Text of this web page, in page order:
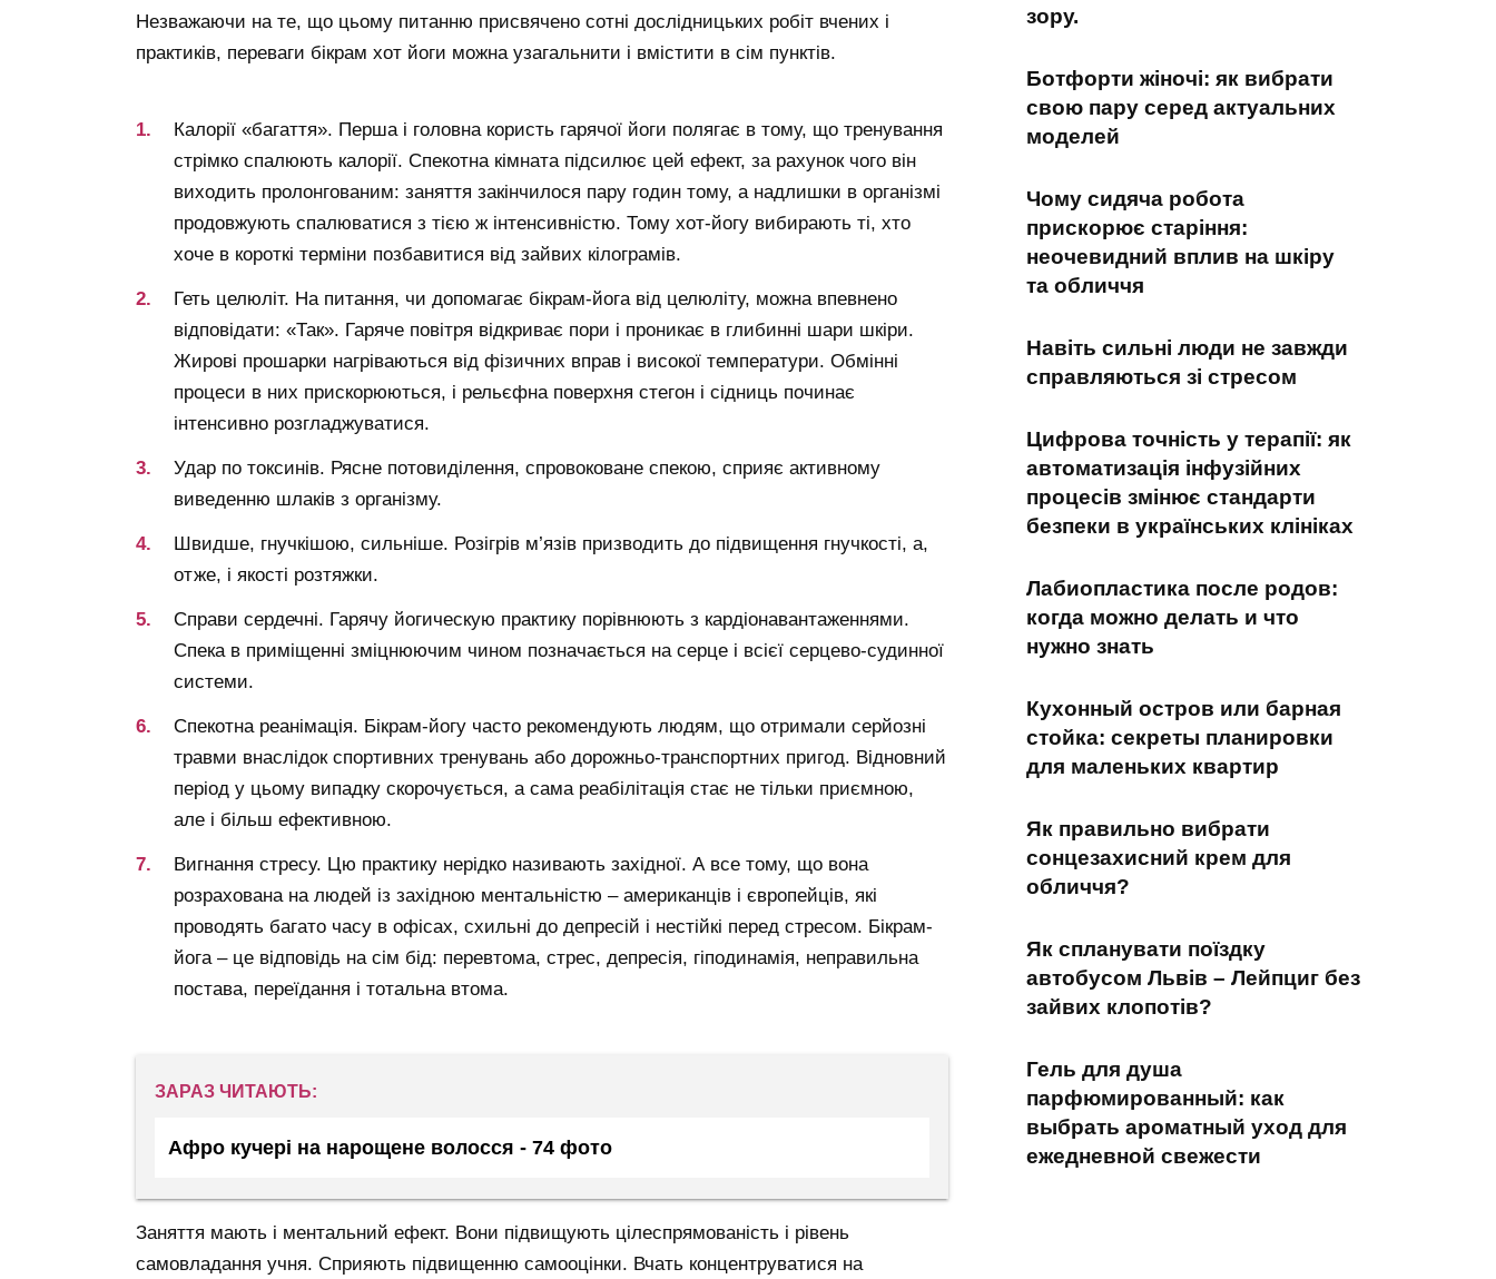
Незважаючи на те, що цьому питанню присвячено сотні дослідницьких робіт вчених і
практиків, переваги бікрам хот йоги можна узагальнити і вмістити в сім пунктів.
Калорії «багаття». Перша і головна користь гарячої йоги полягає в тому, що тренування
стрімко спалюють калорії. Спекотна кімната підсилює цей ефект, за рахунок чого він
виходить пролонгованим: заняття закінчилося пару годин тому, а надлишки в організмі
продовжують спалюватися з тією ж інтенсивністю. Тому хот-йогу вибирають ті, хто
хоче в короткі терміни позбавитися від зайвих кілограмів.
Геть целюліт. На питання, чи допомагає бікрам-йога від целюліту, можна впевнено
відповідати: «Так». Гаряче повітря відкриває пори і проникає в глибинні шари шкіри.
Жирові прошарки нагріваються від фізичних вправ і високої температури. Обмінні
процеси в них прискорюються, і рельєфна поверхня стегон і сідниць починає
інтенсивно розгладжуватися.
Удар по токсинів. Рясне потовиділення, спровоковане спекою, сприяє активному
виведенню шлаків з організму.
Швидше, гнучкішою, сильніше. Розігрів м’язів призводить до підвищення гнучкості, а,
отже, і якості розтяжки.
Справи сердечні. Гарячу йогическую практику порівнюють з кардіонавантаженнями.
Спека в приміщенні зміцнюючим чином позначається на серце і всієї серцево-судинної
системи.
Спекотна реанімація. Бікрам-йогу часто рекомендують людям, що отримали серйозні
травми внаслідок спортивних тренувань або дорожньо-транспортних пригод. Відновний
період у цьому випадку скорочується, а сама реабілітація стає не тільки приємною,
але і більш ефективною.
Вигнання стресу. Цю практику нерідко називають західної. А все тому, що вона
розрахована на людей із західною ментальністю – американців і європейців, які
проводять багато часу в офісах, схильні до депресій і нестійкі перед стресом. Бікрам-
йога – це відповідь на сім бід: перевтома, стрес, депресія, гіподинамія, неправильна
постава, переїдання і тотальна втома.
ЗАРАЗ ЧИТАЮТЬ:
Афро кучері на нарощене волосся - 74 фото
Заняття мають і ментальний ефект. Вони підвищують цілеспрямованість і рівень
самовладання учня. Сприяють підвищенню самооцінки. Вчать концентруватися на
зору.
Ботфорти жіночі: як вибрати
свою пару серед актуальних
моделей
Чому сидяча робота
прискорює старіння:
неочевидний вплив на шкіру
та обличчя
Навіть сильні люди не завжди
справляються зі стресом
Цифрова точність у терапії: як
автоматизація інфузійних
процесів змінює стандарти
безпеки в українських клініках
Лабиопластика после родов:
когда можно делать и что
нужно знать
Кухонный остров или барная
стойка: секреты планировки
для маленьких квартир
Як правильно вибрати
сонцезахисний крем для
обличчя?
Як спланувати поїздку
автобусом Львів – Лейпциг без
зайвих клопотів?
Гель для душа
парфюмированный: как
выбрать ароматный уход для
ежедневной свежести